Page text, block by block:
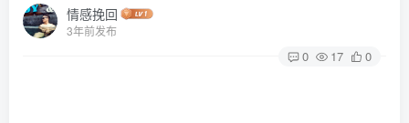
情感挽回
3年前发布
0 17 0